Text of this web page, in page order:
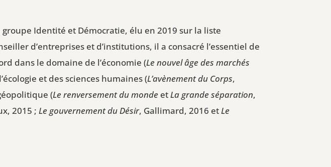
Identité et Démocratie, élu en 2019 sur la liste
d’entreprises et d’institutions, il a consacré l’essentiel de
dans le domaine de l’économie (Le nouvel âge des marchés
et des sciences humaines (L’avènement du Corps,
(Le renversement du monde etLa grande séparation,
2015 ;Le gouvernement du Désir, Gallimard, 2016 etLe